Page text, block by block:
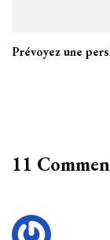
Prévoyez une
11